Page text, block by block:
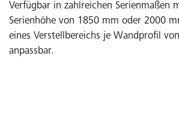
Verfügbar in zahlreichen Serienmaßen
Serienhöhe von 1850 mm oder 2000
eines Verstellbereichs je Wandprofil
anpassbar.